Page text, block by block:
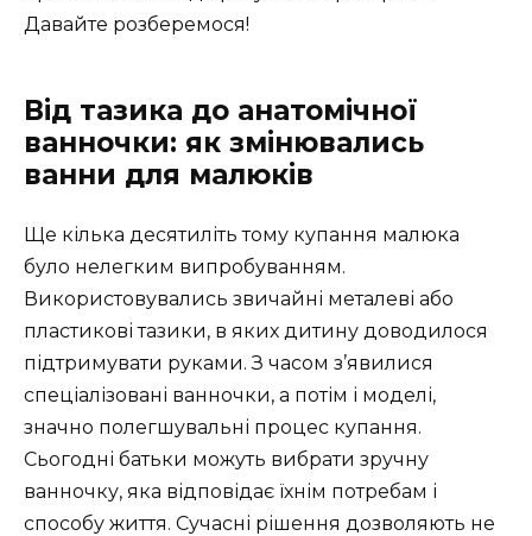
Давайте розберемося!
Від тазика до анатомічної
ванночки: як змінювались
ванни для малюків
Ще кілька десятиліть тому купання малюка
було нелегким випробуванням.
Використовувались звичайні металеві або
пластикові тазики, в яких дитину доводилося
підтримувати руками. З часом з’явилися
спеціалізовані ванночки, а потім і моделі,
значно полегшувальні процес купання.
Сьогодні батьки можуть вибрати зручну
ванночку, яка відповідає їхнім потребам і
способу життя. Сучасні рішення дозволяють не